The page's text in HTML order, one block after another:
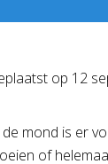
op 12
de mond is er
of